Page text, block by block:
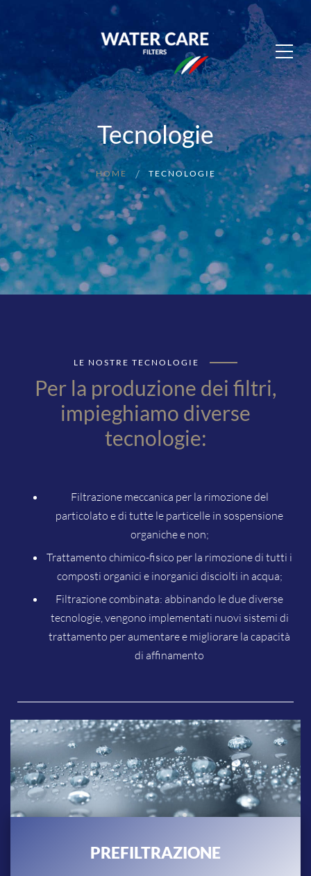
Tecnologie
HOME TECNOLOGIE
LE NOSTRE TECNOLOGIE
Per la produzione dei filtri,
impieghiamo diverse
tecnologie:
Filtrazione meccanica per la rimozione del
particolato e di tutte le particelle in sospensione
organiche e non;
Trattamento chimico-fisico per la rimozione di tutti i
composti organici e inorganici disciolti in acqua;
Filtrazione combinata: abbinando le due diverse
tecnologie, vengono implementati nuovi sistemi di
trattamento per aumentare e migliorare la capacità
di affinamento
PREFILTRAZIONE